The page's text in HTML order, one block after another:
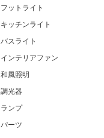
フットライト
キッチンライト
バスライト
インテリアファン
和風照明
調光器
ランプ
パーツ